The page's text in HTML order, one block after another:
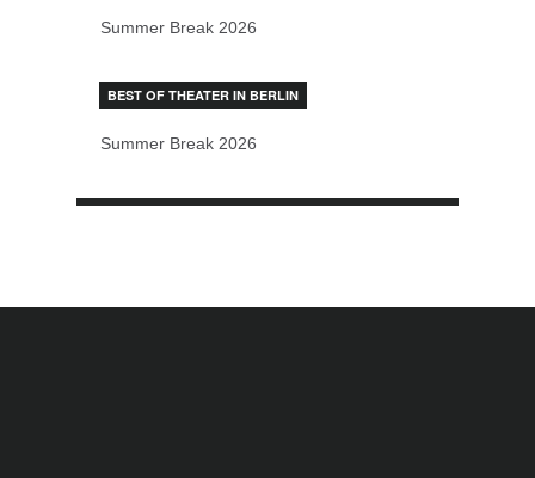
Summer Break 2026
BEST OF THEATER IN BERLIN
Summer Break 2026